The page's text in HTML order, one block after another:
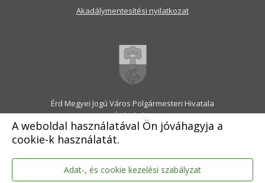
A weboldal használatával Ön jóváhagyja a
cookie-k használatát.
Adat-, és cookie kezelési szabályzat
Érd Megyei Jogú Város Polgármesteri Hivatala
2030 Érd, Alsó utca 1.
Levélcím: 2031 Érd, Pf.: 31
E-mail:onkormanyzat@erd.hu
Telefonközpont:06-23-522-300
Ügyfélszolgálat:06-23-522-301
Hivatali Kapu: ERDPH
Akadálymentesítési nyilatkozat